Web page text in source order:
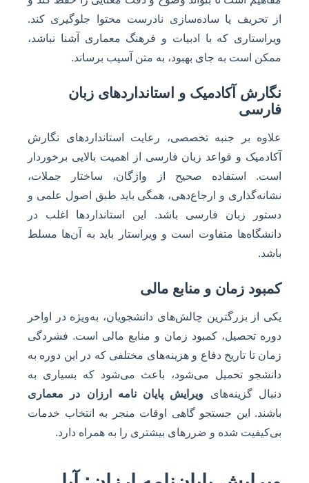
از تحریف یا ساده‌سازی نادرست محتوا جلوگیری کند.
ویراستاری که با ادبیات و فرهنگ معماری آشنا نباشد،
ممکن است به جای بهبود، به متن آسیب برساند.
نگارش آکادمیک و استانداردهای زبان
فارسی
علاوه بر جنبه تخصصی، رعایت استانداردهای نگارش
آکادمیک و قواعد زبان فارسی از اهمیت بالایی برخوردار
است. استفاده صحیح از واژگان، ساختار جملات،
نشانه‌گذاری و ارجاع‌دهی، همگی باید طبق اصول علمی و
دستور زبان فارسی باشد. این استانداردها اغلب در
دانشگاه‌ها متفاوت است و ویراستار باید به آن‌ها مسلط
باشد.
کمبود زمان و منابع مالی
یکی از بزرگترین چالش‌های دانشجویان، به‌ویژه در اواخر
دوره تحصیل، کمبود زمان و منابع مالی است. فشردگی
زمان تا تاریخ دفاع و هزینه‌های مختلفی که در این دوره به
دانشجو تحمیل می‌شود، باعث می‌شود که بسیاری به
دنبال گزینه‌های ویرایش پایان نامه ارزان در معماری
باشند. این جستجو گاهی اوقات منجر به انتخاب خدمات
بی‌کیفیت شده و ضررهای بیشتری را به همراه دارد.